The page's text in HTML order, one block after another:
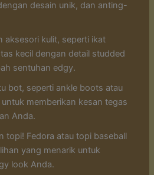
desain unik, dan anting-
aksesori kulit, seperti ikat
kecil dengan detail studded
sentuhan edgy.
bot, seperti ankle boots atau
memberikan kesan tegas
Anda.
topi! Fedora atau topi baseball
yang menarik untuk
look Anda.